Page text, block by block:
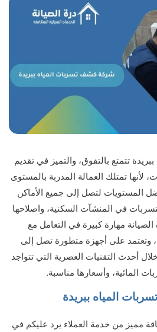
تتمتع بالتفوق، والتميز في تقديم
تمتلك العمالة المدربة بالمستوى
المستويات لتصل إلى جميع الأماكن
في المنشآت السكنية، واصلاحها
مهارة كبيرة في التعامل مع
وتعتمد على أجهزة متطورة تصل إلى
أحدث التقنيات العصرية التي تتواجد
المائية، وأسعارها مناسبة.
المياه ببريدة
مميز من خدمة العملاء يرد عليكم في